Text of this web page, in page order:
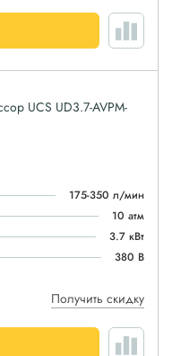
UCS UD3.7-AVPM-
175-350 л/мин
10 атм
3.7 кВт
380 В
Получить скидку